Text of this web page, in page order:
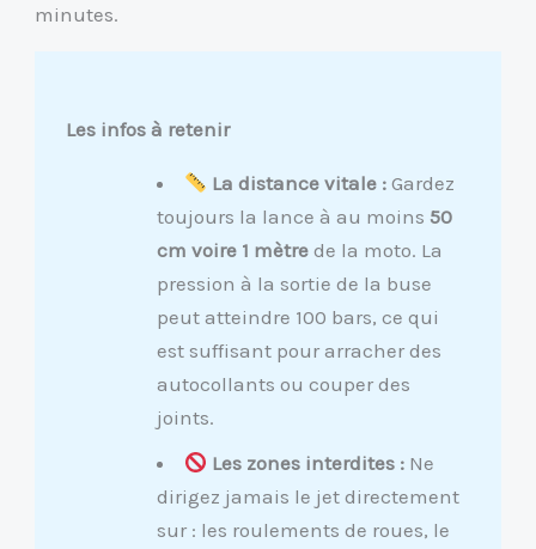
minutes.
Les infos à retenir
La distance vitale : Gardez
toujours la lance à au moins 50
cm voire 1 mètrede la moto. La
pression à la sortie de la buse
peut atteindre 100 bars, ce qui
est suffisant pour arracher des
autocollants ou couper des
joints.
Les zones interdites : Ne
dirigez jamais le jet directement
sur : les roulements de roues, le